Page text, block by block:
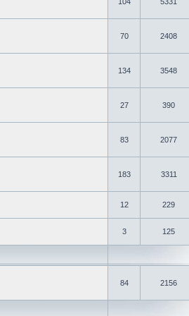
70 2408
134 3548
27 390
83 2077
183 3311
12 229
3 125
84 2156